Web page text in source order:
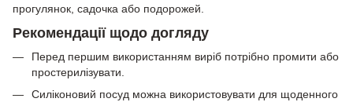
прогулянок, садочка або подорожей.
Рекомендації щодо догляду
Перед першим використанням виріб потрібно промити або
простерилізувати.
Силіконовий посуд можна використовувати для щоденного